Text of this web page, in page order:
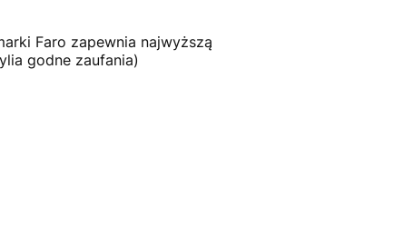
Faro zapewnia najwyższą
godne zaufania)